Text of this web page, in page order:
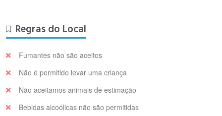
Regras do Local
Fumantes não são aceitos
Não é permitido levar uma criança
Não aceitamos animais de estimação
Bebidas alcoólicas não são permitidas